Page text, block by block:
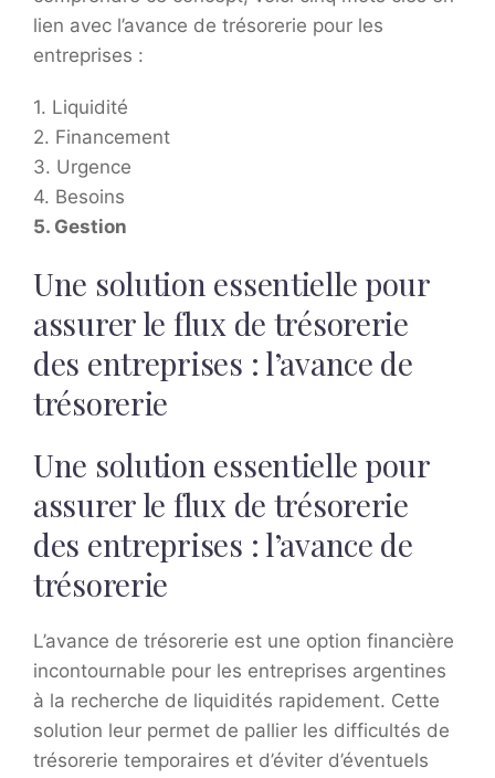
lien avec l’avance de trésorerie pour les
entreprises :
1. Liquidité
2. Financement
3. Urgence
4. Besoins
5. Gestion
Une solution essentielle pour
assurer le flux de trésorerie
des entreprises : l’avance de
trésorerie
Une solution essentielle pour
assurer le flux de trésorerie
des entreprises : l’avance de
trésorerie
L’avance de trésorerie est une option financière
incontournable pour les entreprises argentines
à la recherche de liquidités rapidement. Cette
solution leur permet de pallier les difficultés de
trésorerie temporaires et d’éviter d’éventuels